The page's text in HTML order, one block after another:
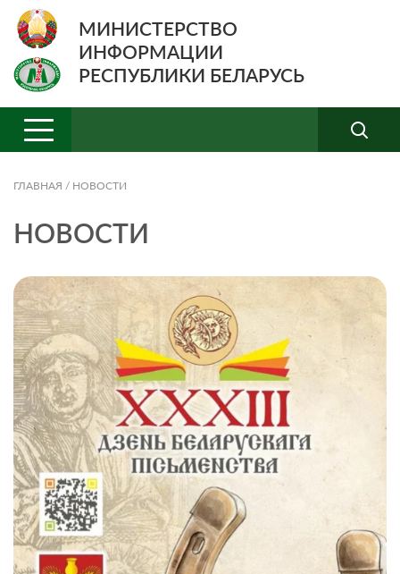
МИНИСТЕРСТВО
ИНФОРМАЦИИ
РЕСПУБЛИКИ БЕЛАРУСЬ
ГЛАВНАЯ / НОВОСТИ
НОВОСТИ